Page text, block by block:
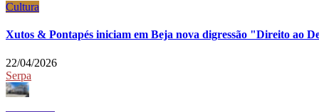
Cultura
Xutos & Pontapés iniciam em Beja nova digressão "Direito ao
22/04/2026
Serpa